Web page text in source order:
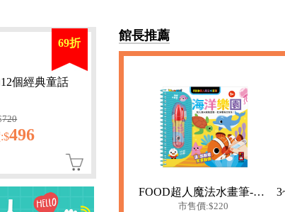
~
海外購物流程說明』
69折
個經典童話
720
496
館長推薦
FOOD超人魔法水畫筆-海洋樂園
市售價:$220